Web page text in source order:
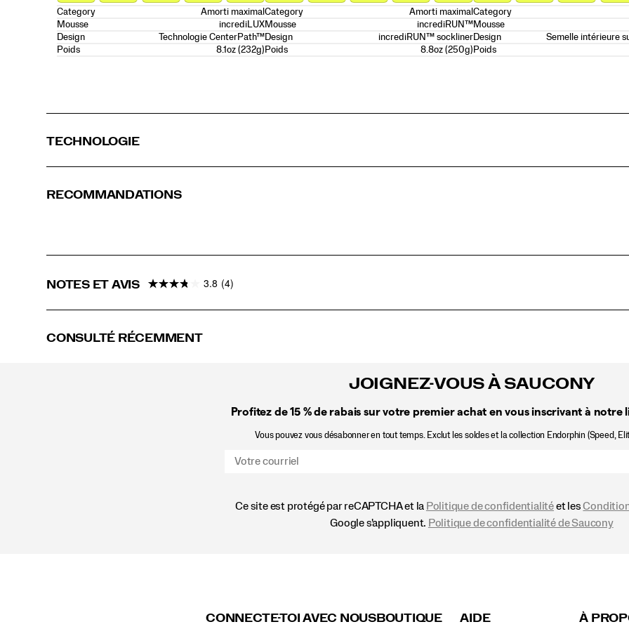
Category
Amorti maximal
Mousse
incrediLUX
Design
Technologie CenterPath™
Poids
8.1oz (232g)
Category
Amorti maximal
Mousse
incrediRUN™
Design
incrediRUN™ sockliner
Poids
8.8oz (250g)
Category
Mousse
Design
Semelle intérieure
Poids
TECHNOLOGIE
RECOMMANDATIONS
NOTES ET AVIS 3.8 (4)
CONSULTÉ RÉCEMMENT
JOIGNEZ-VOUS À SAUCONY
Profitez de 15 %de rabais sur votre premier achat en vous inscrivant à notre
Vous pouvez vous désabonner en tout temps. Exclut les soldes et la collection Endorphin (Speed,
Ce site est protégé par reCAPTCHA et la Politique de confidentialitéet les
Google s'appliquent. Politique de confidentialité de Saucony
CONNECTE-TOI AVEC NOUSBOUTIQUE AIDE À